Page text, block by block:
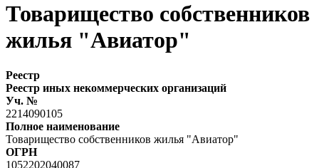
Товарищество собственников
жилья "Авиатор"
Реестр
Реестр иных некоммерческих организаций
Уч. №
2214090105
Полное наименование
Товарищество собственников жилья "Авиатор"
ОГРН
1052202040087